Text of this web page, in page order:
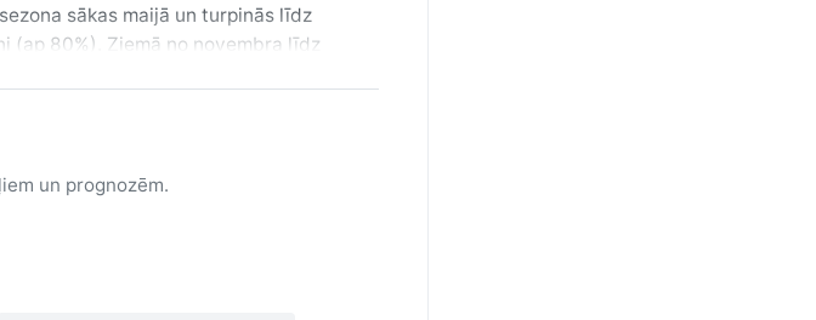
sākas maijā un turpinās līdz
(ap 80%). Ziemā no novembra līdz
ir maz un temperatūra ir patīkami
vēji un lietus, radot plūdu draudus.
no septembra līdz novembrim nolīst
perioda, ja vēlas izbaudīt sauli un
un prognozēm.